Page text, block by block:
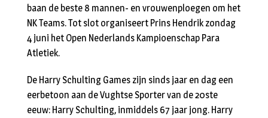
baan de beste 8 mannen- en vrouwenploegen om het
NK Teams. Tot slot organiseert Prins Hendrik zondag
4 juni het Open Nederlands Kampioenschap Para
Atletiek.
De Harry Schulting Games zijn sinds jaar en dag een
eerbetoon aan de Vughtse Sporter van de 20ste
eeuw: Harry Schulting, inmiddels 67 jaar jong. Harry